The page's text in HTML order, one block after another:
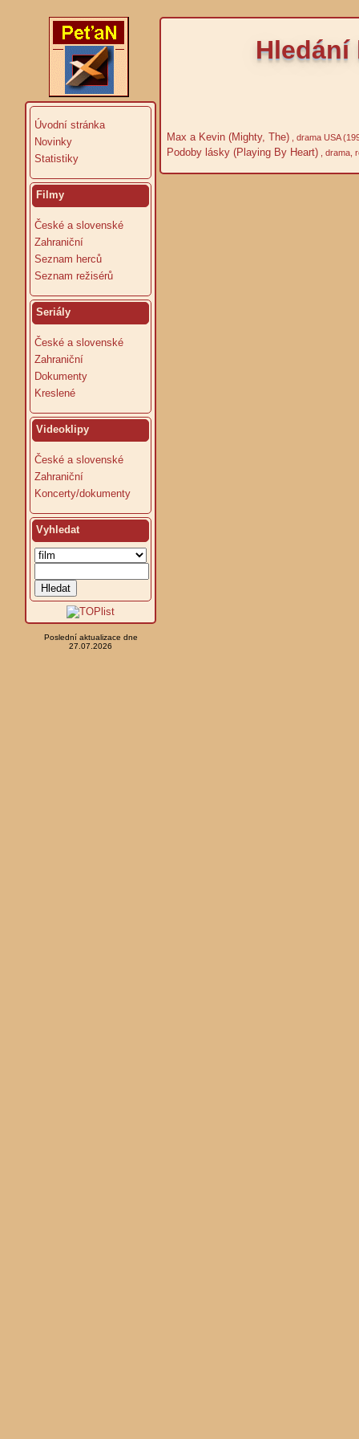
Úvodní stránka
Novinky
Statistiky
Filmy
České a slovenské
Zahraniční
Seznam herců
Seznam režisérů
Seriály
České a slovenské
Zahraniční
Dokumenty
Kreslené
Videoklipy
České a slovenské
Zahraniční
Koncerty/dokumenty
Vyhledat
Poslední aktualizace dne
27.07.2026
Hledání
Max a Kevin (Mighty, The) , drama USA
Podoby lásky (Playing By Heart) , drama,